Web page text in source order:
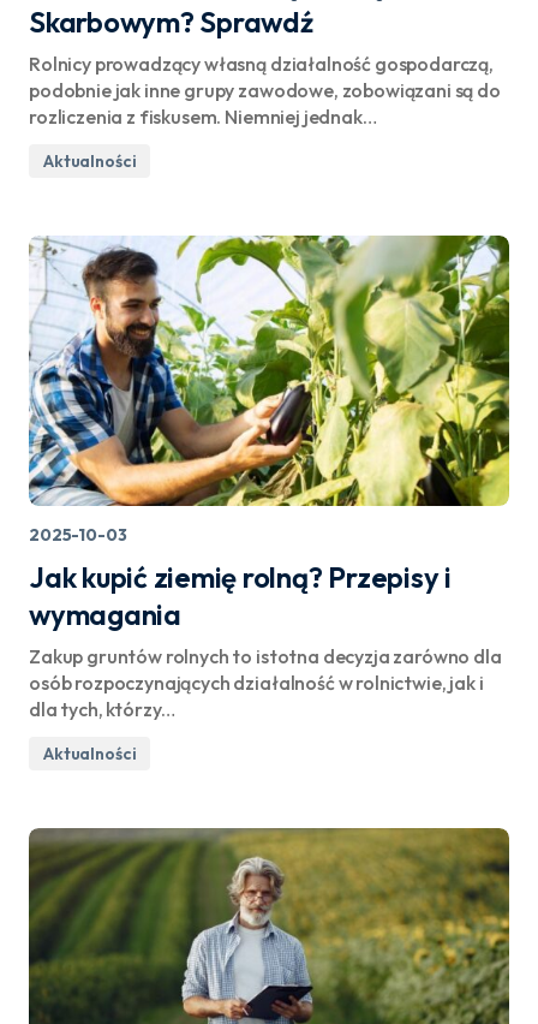
Skarbowym? Sprawdź
Rolnicy prowadzący własną działalność gospodarczą,
podobnie jak inne grupy zawodowe, zobowiązani są do
rozliczenia z fiskusem. Niemniej jednak…
Aktualności
2025-10-03
Jak kupić ziemię rolną? Przepisy i
wymagania
Zakup gruntów rolnych to istotna decyzja zarówno dla
osób rozpoczynających działalność w rolnictwie, jak i
dla tych, którzy…
Aktualności